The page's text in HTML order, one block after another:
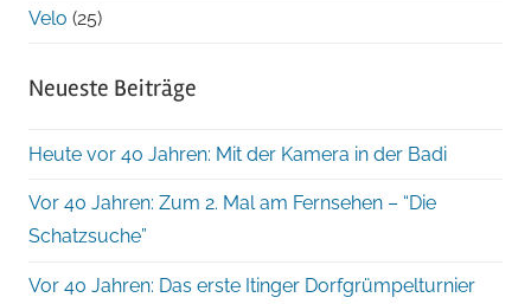
Velo (25)
Neueste Beiträge
Heute vor 40 Jahren: Mit der Kamera in der Badi
Vor 40 Jahren: Zum 2. Mal am Fernsehen – “Die
Schatzsuche”
Vor 40 Jahren: Das erste Itinger Dorfgrümpelturnier